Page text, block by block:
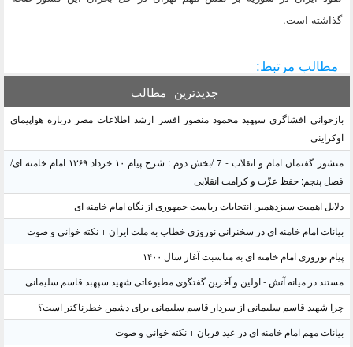
گذاشته است.
مطالب مرتبط:
جدیدترین مطالب
بازخوانی افشاگری سپهبد محمود منصور افسر ارشد اطلاعات مصر درباره هواپیمای
اوکراینی
منشور گفتمان امام و انقلاب - 7 /بخش دوم : شرح پیام ۱۰ خرداد ۱۳۶۹ امام خامنه ای/
فصل پنجم: حفظ عزّت و کرامت انقلابی
دلایل اهمیت سیزدهمین انتخابات ریاست جمهوری از نگاه امام خامنه ای
بیانات امام خامنه ای در سخنرانی نوروزی خطاب به ملت ایران + نکته خوانی و صوت
پیام نوروزی امام خامنه ای به مناسبت آغاز سال ۱۴۰۰
مستند در میانه آتش - اولین و آخرین گفتگوی مطبوعاتی شهید سپهبد قاسم سلیمانی
چرا شهید قاسم سلیمانی از سردار قاسم سلیمانی برای دشمن خطرناکتر است؟
بیانات مهم امام خامنه ای در عید قربان + نکته خوانی و صوت